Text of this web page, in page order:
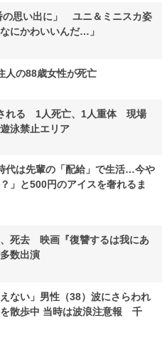
の思い出に」 ユニ＆ミニスカ姿
にかわいいんだ…」
の88歳女性が死亡
れる 1人死亡、1人重体 現場
泳禁止エリア
代は先輩の「配給」で生活…今や
」と500円のアイスを奢れるま
死去 映画『復讐するは我にあ
数出演
ない」男性（38）波にさらわれ
散歩中 当時は波浪注意報 千